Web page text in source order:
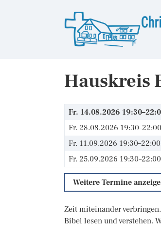
Hauskreis
Fr. 14.08.2026
Fr. 28.08.2026
Fr. 11.09.2026
Fr. 25.09.2026
Weitere Termine
Zeit miteinander
Bibel lesen und verstehen.